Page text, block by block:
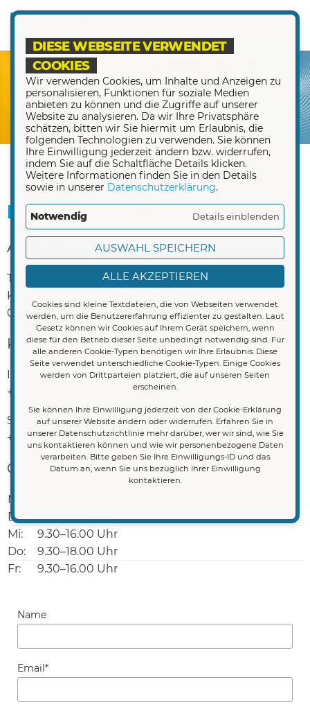
DIESE WEBSEITE VERWENDET
COOKIES
Wir verwenden Cookies, um Inhalte und Anzeigen zu
personalisieren, Funktionen für soziale Medien
anbieten zu können und die Zugriffe auf unserer
Website zu analysieren. Da wir Ihre Privatsphäre
schätzen, bitten wir Sie hiermit um Erlaubnis, die
folgenden Technologien zu verwenden. Sie können
Ihre Einwilligung jederzeit ändern bzw. widerrufen,
indem Sie auf die Schaltfläche Details klicken.
Weitere Informationen finden Sie in den Details
sowie in unserer Datenschutzerklärung.
Notwendig Details einblenden
AUSWAHL SPEICHERN
ALLE AKZEPTIEREN
Cookies sind kleine Textdateien, die von Webseiten verwendet
werden, um die Benutzererfahrung effizienter zu gestalten. Laut
Gesetz können wir Cookies auf Ihrem Gerät speichern, wenn
diese für den Betrieb dieser Seite unbedingt notwendig sind. Für
alle anderen Cookie-Typen benötigen wir Ihre Erlaubnis. Diese
Seite verwendet unterschiedliche Cookie-Typen. Einige Cookies
werden von Drittparteien platziert, die auf unseren Seiten
erscheinen.
Sie können Ihre Einwilligung jederzeit von der Cookie-Erklärung
auf unserer Website ändern oder widerrufen. Erfahren Sie in
unserer Datenschutzrichtlinie mehr darüber, wer wir sind, wie Sie
uns kontaktieren können und wie wir personenbezogene Daten
verarbeiten. Bitte geben Sie Ihre Einwilligungs-ID und das
Datum an, wenn Sie uns bezüglich Ihrer Einwilligung
kontaktieren.
Kontakt
Allgemein
Telekabel Riesa GmbH
Klötzerstraße 24
01587 Riesa
Kontakt
InfoService:
+49 (0) 800 165 66 83
StörungsService:
+49 (0) 800 165 16 61
Geschäftszeiten
Mo:
Di:
9.30–18.00 Uhr
Mi:
9.30–16.00 Uhr
Do:
9.30–18.00 Uhr
Fr:
9.30–16.00 Uhr
Name
Email*